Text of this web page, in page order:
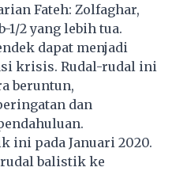
Fateh: Zolfaghar,
1/2 yang lebih tua.
dapat menjadi
krisis. Rudal-rudal ini
beruntun,
dan
ini pada Januari 2020.
balistik ke